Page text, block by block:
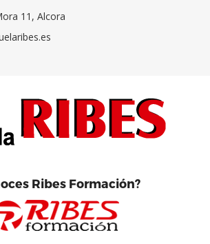
11, Alcora
Ribes Formación?